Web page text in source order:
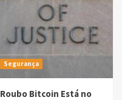
Segurança
Roubo Bitcoin Está no